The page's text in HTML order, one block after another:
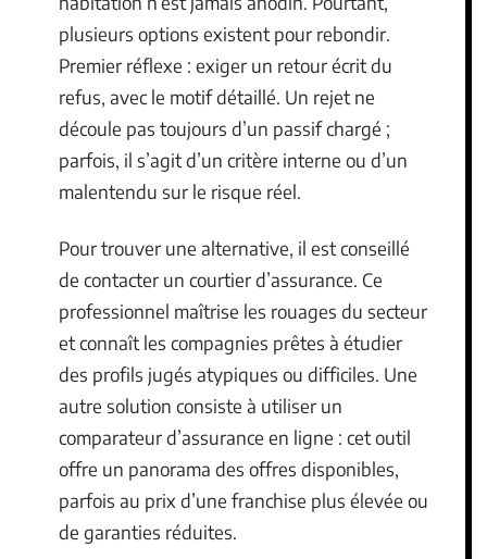
plusieurs options existent pour rebondir.
Premier réflexe : exiger un retour écrit du
refus, avec le motif détaillé. Un rejet ne
découle pas toujours d’un passif chargé ;
parfois, il s’agit d’un critère interne ou d’un
malentendu sur le risque réel.
Pour trouver une alternative, il est conseillé
de contacter un courtier d’assurance. Ce
professionnel maîtrise les rouages du secteur
et connaît les compagnies prêtes à étudier
des profils jugés atypiques ou difficiles. Une
autre solution consiste à utiliser un
comparateur d’assurance en ligne : cet outil
offre un panorama des offres disponibles,
parfois au prix d’une franchise plus élevée ou
de garanties réduites.